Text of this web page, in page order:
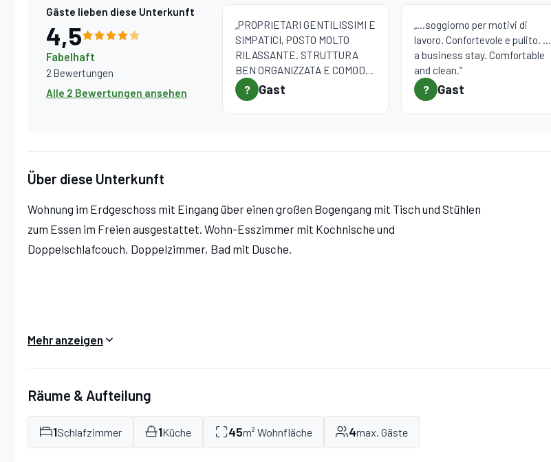
Gäste lieben diese Unterkunft
4,5
Fabelhaft
2 Bewertungen
Alle 2 Bewertungen ansehen
„PROPRIETARI GENTILISSIMI E
SIMPATICI, POSTO MOLTO
RILASSANTE. STRUTTURA
BEN ORGANIZZATA E COMODA
MANTENUTA AL RUSTICO. CI
TORNEREI!“
? Gast
„...soggiorno per motivi di
lavoro. Confortevole e pulito. ...
a business stay. Comfortable
and clean.“
? Gast
Über diese Unterkunft
Wohnung im Erdgeschoss mit Eingang über einen großen Bogengang mit Tisch und Stühlen
zum Essen im Freien ausgestattet. Wohn-Esszimmer mit Kochnische und
Doppelschlafcouch, Doppelzimmer, Bad mit Dusche.
Mehr anzeigen
Räume & Aufteilung
1Schlafzimmer 1Küche 45m² Wohnfläche 4max. Gäste